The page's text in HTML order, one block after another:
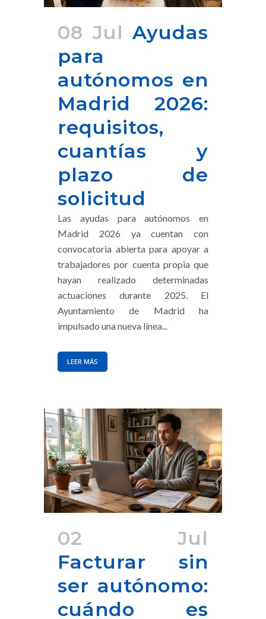
08 Jul Ayudas
para
autónomos en
Madrid 2026:
requisitos,
cuantías y
plazo de
solicitud
Las ayudas para autónomos en
Madrid 2026 ya cuentan con
convocatoria abierta para apoyar a
trabajadores por cuenta propia que
hayan realizado determinadas
actuaciones durante 2025. El
Ayuntamiento de Madrid ha
impulsado una nueva línea...
LEER MÁS
02 Jul
Facturar sin
ser autónomo:
cuándo es